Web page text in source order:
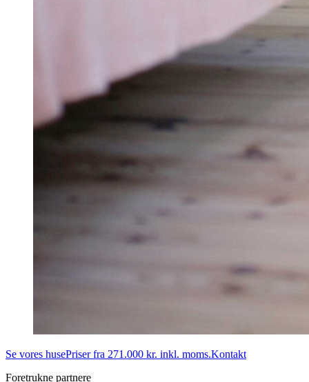
Se vores husePriser fra 271.000 kr. inkl. moms.Kontakt
Foretrukne partnere